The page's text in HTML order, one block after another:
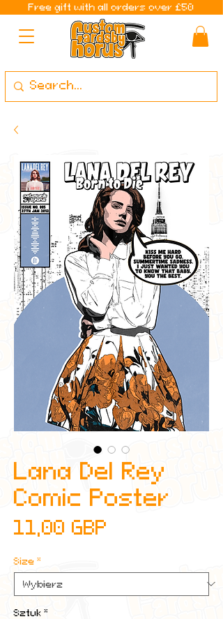
Free gift with all orders over £50
Lana Del Rey
Comic Poster
11,00 GBP
Size *
Sztuk *